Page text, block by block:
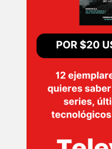
PELICULAS
SERIES
TECNOVITOS
T-
PLUS